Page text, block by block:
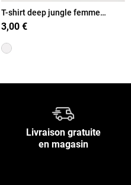
T-shirt deep jungle femme
grande taille
3,00 €
Livraison gratuite
en magasin